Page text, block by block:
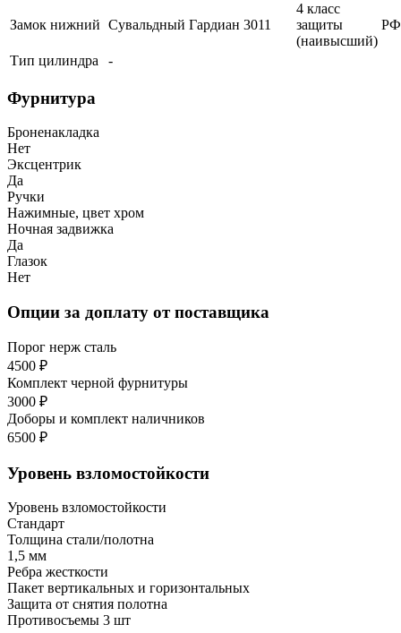
Замок нижний Сувальдный Гардиан 3011
4 класс
защиты
(наивысший)
РФ
Тип цилиндра -
Фурнитура
Броненакладка
Нет
Эксцентрик
Да
Ручки
Нажимные, цвет хром
Ночная задвижка
Да
Глазок
Нет
Опции за доплату от поставщика
Порог нерж сталь
4500 ₽
Комплект черной фурнитуры
3000 ₽
Доборы и комплект наличников
6500 ₽
Уровень взломостойкости
Уровень взломостойкости
Стандарт
Толщина стали/полотна
1,5 мм
Ребра жесткости
Пакет вертикальных и горизонтальных
Защита от снятия полотна
Противосъемы 3 шт